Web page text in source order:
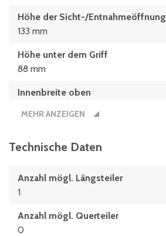
Höhe der Sicht-/Entnahmeöffnung
133 mm
Höhe unter dem Griff
88 mm
Innenbreite oben
278 mm
286 mm
448 mm
MEHR ANZEIGEN
Technische Daten
Anzahl mögl. Längsteiler
1
Anzahl mögl. Querteiler
0